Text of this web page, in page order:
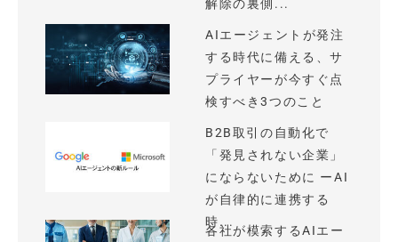
解除の裏側...
AIエージェントが発注
する時代に備える、サ
プライヤーが今すぐ点
検すべき3つのこと
B2B取引の自動化で
「発見されない企業」
にならないために ーAI
が自律的に連携する
時...
各社が模索するAIエー